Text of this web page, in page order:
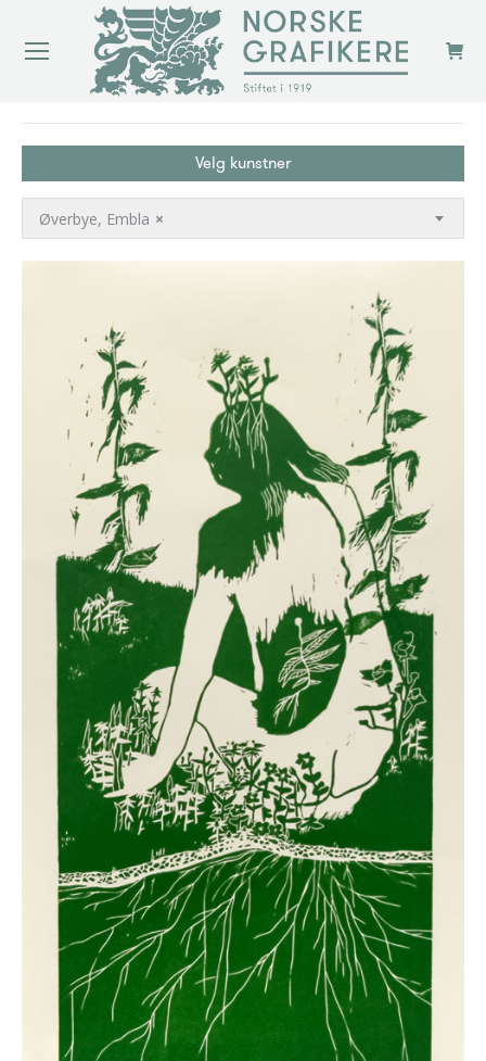
Velg kunstner
×
Øverbye, Embla